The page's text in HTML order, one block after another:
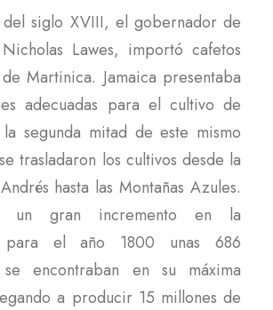
siglo XVIII, el gobernador de
Lawes, importó cafetos
Martinica. Jamaica presentaba
adecuadas para el cultivo de
segunda mitad de este mismo
trasladaron los cultivos desde la
hasta las Montañas Azules.
un gran incremento en la
para el año 1800 unas 686
se encontraban en su máxima
a producir 15 millones de